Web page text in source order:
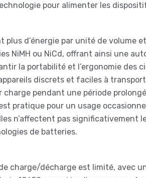
pour alimenter les
plus d’énergie par unité de volume
NiMH ou NiCd, offrant ainsi une
la portabilité et l’ergonomie des
discrets et faciles à
charge pendant une période
pratique pour un usage
n’affectent pas significativement
de batteries.
charge/décharge est limité, avec